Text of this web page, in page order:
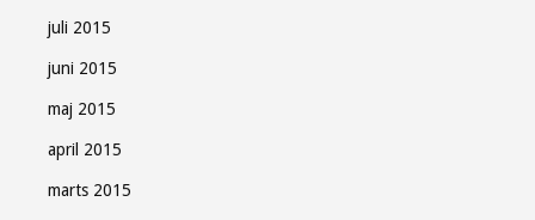
juli 2015
juni 2015
maj 2015
april 2015
marts 2015